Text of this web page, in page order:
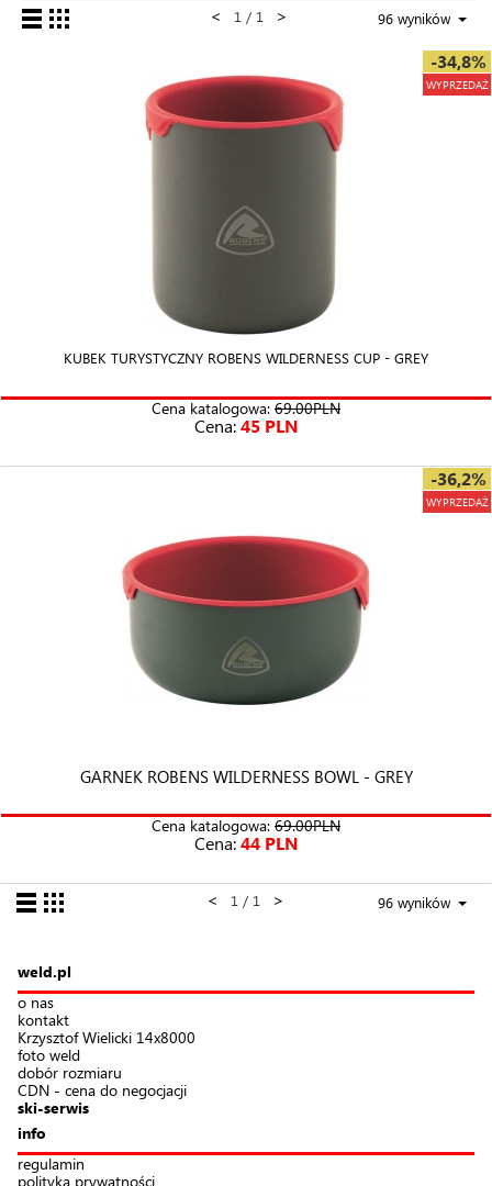
< 1 / 1 > 96 wyników
-34,8%
WYPRZEDAŻ
KUBEK TURYSTYCZNY ROBENS WILDERNESS CUP - GREY
Cena katalogowa: 69.00PLN
Cena:45 PLN
-36,2%
WYPRZEDAŻ
GARNEK ROBENS WILDERNESS BOWL - GREY
Cena katalogowa: 69.00PLN
Cena:44 PLN
< 1 / 1 > 96 wyników
weld.pl
o nas
kontakt
Krzysztof Wielicki 14x8000
foto weld
dobór rozmiaru
CDN - cena do negocjacji
ski-serwis
info
regulamin
polityka prywatności